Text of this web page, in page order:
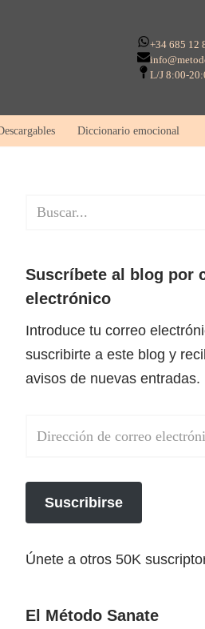
+34 685 12
L/J 8:00-
Diccionario emocional
Suscríbete al blog por
electrónico
Introduce tu correo
suscribirte a este blog y
avisos de nuevas entradas.
Suscribirse
Únete a otros 50K
El Método Sanate